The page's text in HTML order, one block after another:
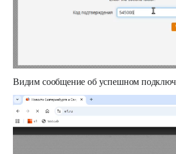
Видим сообщение об успешном